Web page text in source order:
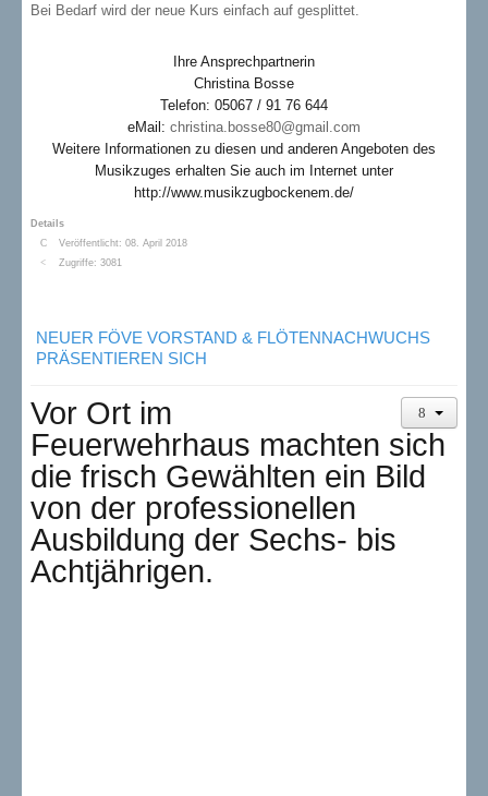
Bei Bedarf wird der neue Kurs einfach auf gesplittet.
Ihre Ansprechpartnerin
Christina Bosse
Telefon: 05067 / 91 76 644
eMail: christina.bosse80@gmail.com
Weitere Informationen zu diesen und anderen Angeboten des
Musikzuges erhalten Sie auch im Internet unter
http://www.musikzugbockenem.de/
Details
Veröffentlicht: 08. April 2018
Zugriffe: 3081
NEUER FÖVE VORSTAND & FLÖTENNACHWUCHS
PRÄSENTIEREN SICH
Vor Ort im
Feuerwehrhaus machten sich
die frisch Gewählten ein Bild
von der professionellen
Ausbildung der Sechs- bis
Achtjährigen.